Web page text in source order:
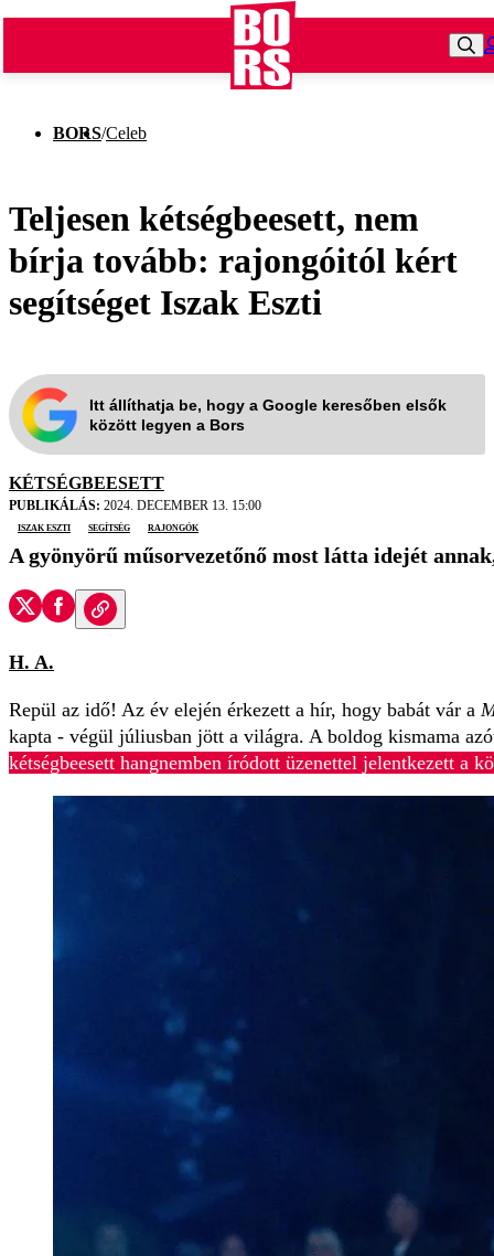
BORS/Celeb
Teljesen kétségbeesett, nem
bírja tovább: rajongóitól kért
segítséget Iszak Eszti
Itt állíthatja be, hogy a Google keresőben elsők
között legyen a Bors
KÉTSÉGBEESETT
PUBLIKÁLÁS: 2024. DECEMBER 13. 15:00
Iszak Eszti
segítség rajongók
A gyönyörű műsorvezetőnő most látta idejét
H. A.
Repül az idő! Az év elején érkezett a hír, hogy babát vár a
kapta - végül júliusban jött a világra. A boldog kismama
kétségbeesett hangnemben íródott üzenettel jelentkezett a